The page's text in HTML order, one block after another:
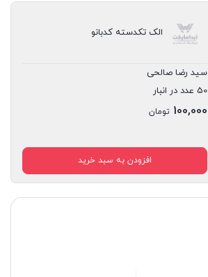
الک تکدسته کدبانو
سید رضا صالحی
50 عدد در انبار
100,000 تومان
افزودن به سبد خرید